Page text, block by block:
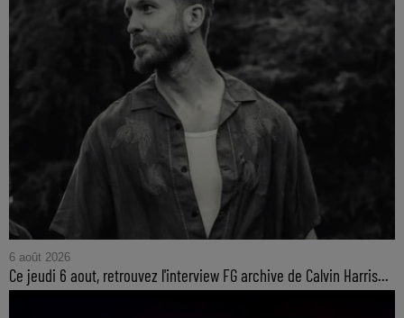
6 août 2026
Ce jeudi 6 aout, retrouvez l'interview FG archive de Calvin Harris...